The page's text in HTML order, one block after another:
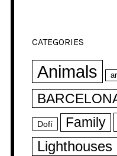
CATEGORIES
Animals
Dofí Family
Lighthouses